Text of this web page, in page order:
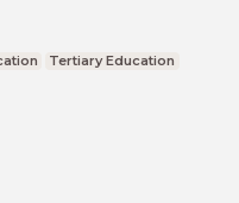
Tertiary Education